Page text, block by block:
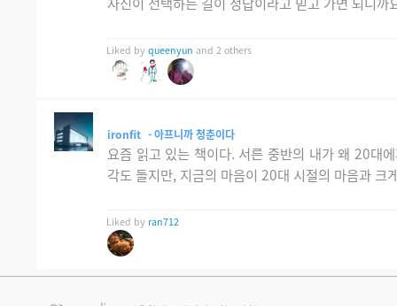
Liked by queenyun and 2 others
ironfit - 아프니까 청춘이다
요즘 읽고 있는 책이다. 서른 중반의 내가 왜 20대
각도 들지만, 지금의 마음이 20대 시절의 마음과 크
Liked by ran712